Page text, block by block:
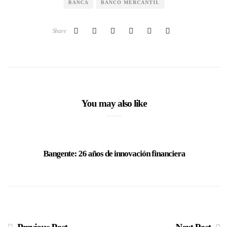
BANCA BANCO MERCANTIL
Share
You may also like
Bangente: 26 años de innovación financiera